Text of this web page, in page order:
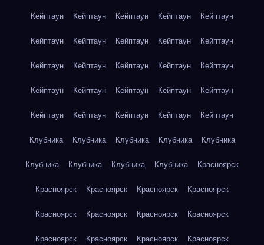
Кейптаун Кейптаун Кейптаун Кейптаун Кейптаун
Кейптаун Кейптаун Кейптаун Кейптаун Кейптаун
Кейптаун Кейптаун Кейптаун Кейптаун Кейптаун
Кейптаун Кейптаун Кейптаун Кейптаун Кейптаун
Кейптаун Кейптаун Кейптаун Кейптаун Кейптаун
Клубника Клубника Клубника Клубника Клубника
Клубника Клубника Клубника Клубника Красноярск
Красноярск Красноярск Красноярск Красноярск
Красноярск Красноярск Красноярск Красноярск
Красноярск Красноярск Красноярск Красноярск